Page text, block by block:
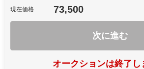
現在価格 73,500
次に進む
オークションは終了し